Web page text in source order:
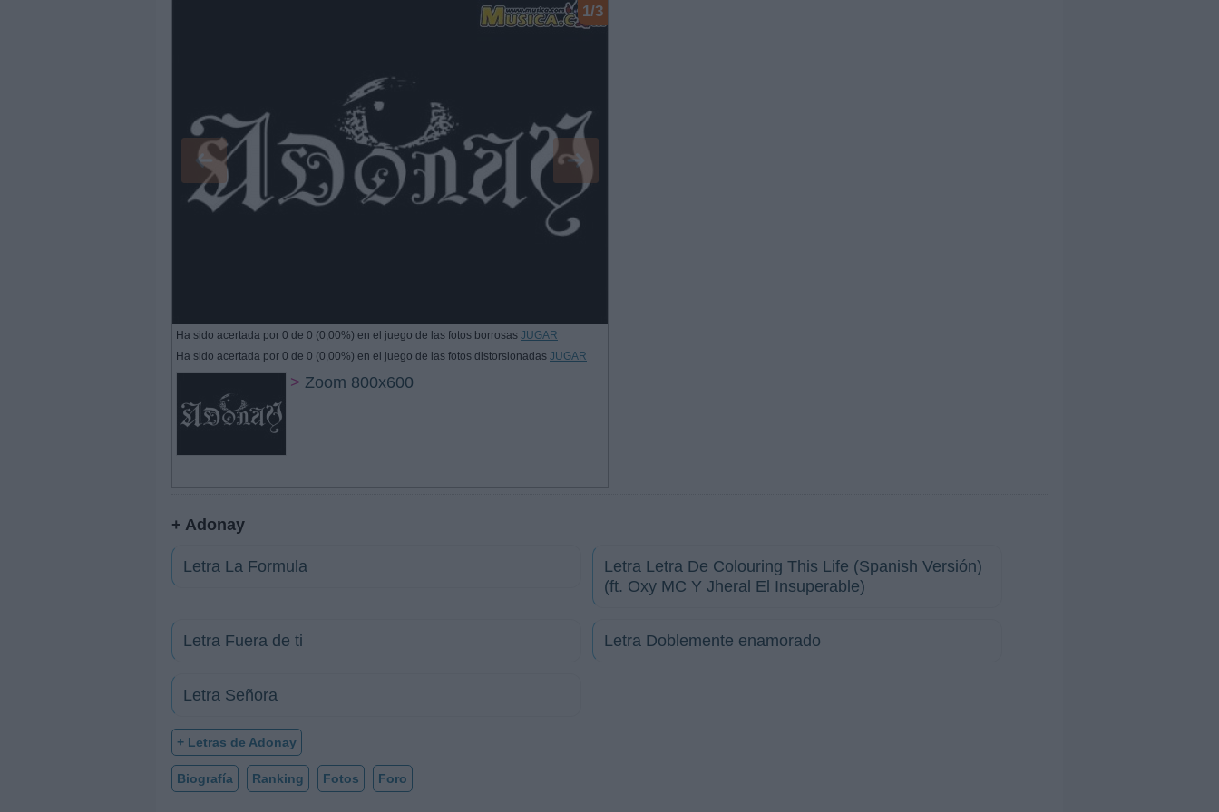
1/3
Ha sido acertada por 0 de 0 (0,00%) en el juego de las fotos borrosas JUGAR
Ha sido acertada por 0 de 0 (0,00%) en el juego de las fotos distorsionadas JUGAR
> Zoom 800x600
+ Adonay
Letra La Formula
Letra Letra De Colouring This Life (Spanish Versión)
(ft. Oxy MC Y Jheral El Insuperable)
Letra Fuera de ti Letra Doblemente enamorado
Letra Señora
+ Letras de Adonay
Biografía Ranking Fotos Foro